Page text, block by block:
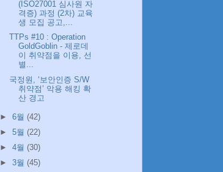
(ISO27001 심사원 자
격증) 과정 (2차) 교육
생 모집 공고,...
TTPs #10 : Operation
GoldGoblin - 제로데
이 취약점을 이용, 선
별...
국정원, ‘보안인증 S/W
취약점’ 악용 해킹 확
산 경고
► 6월 (42)
► 5월 (22)
► 4월 (30)
► 3월 (45)